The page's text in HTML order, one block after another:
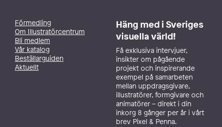
Förmedling
Om Illustratörcentrum
Bli medlem
Vår katalog
Beställarguiden
Aktuellt
Häng med i Sveriges
visuella värld!
Få exklusiva intervjuer,
insikter om pågående
projekt och inspirerande
exempel på samarbeten
mellan uppdragsgivare,
illustratörer, formgivare och
animatörer – direkt i din
inkorg 8 gånger per år i vårt
brev Pixel & Penna.